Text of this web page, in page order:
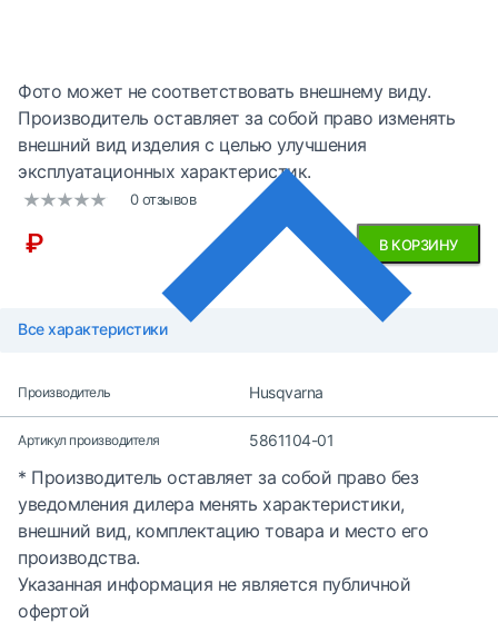
Фото может не соответствовать внешнему виду.
Производитель оставляет за собой право изменять
внешний вид изделия с целью улучшения
эксплуатационных характеристик.
0 отзывов
₽ В КОРЗИНУ
Все характеристики
Производитель Husqvarna
Артикул производителя 5861104-01
* Производитель оставляет за собой право без
уведомления дилера менять характеристики,
внешний вид, комплектацию товара и место его
производства.
Указанная информация не является публичной
офертой